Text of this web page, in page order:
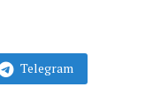
Telegram